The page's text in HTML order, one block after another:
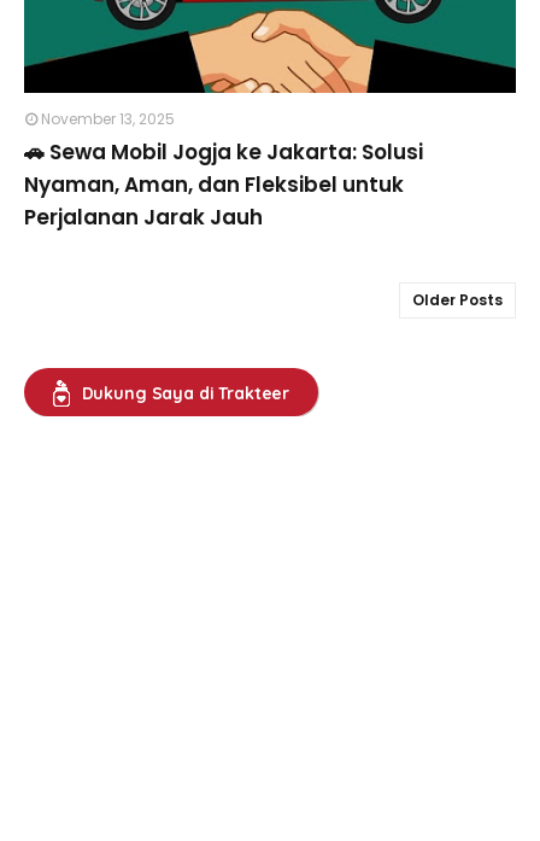
November 13, 2025
🚗 Sewa Mobil Jogja ke Jakarta: Solusi
Nyaman, Aman, dan Fleksibel untuk
Perjalanan Jarak Jauh
Older Posts
Dukung Saya di Trakteer